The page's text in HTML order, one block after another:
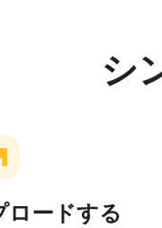
シ
ロードする